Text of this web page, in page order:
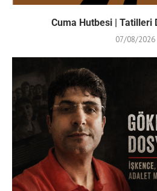
Cuma Hutbesi | Tatilleri
07/08/2026